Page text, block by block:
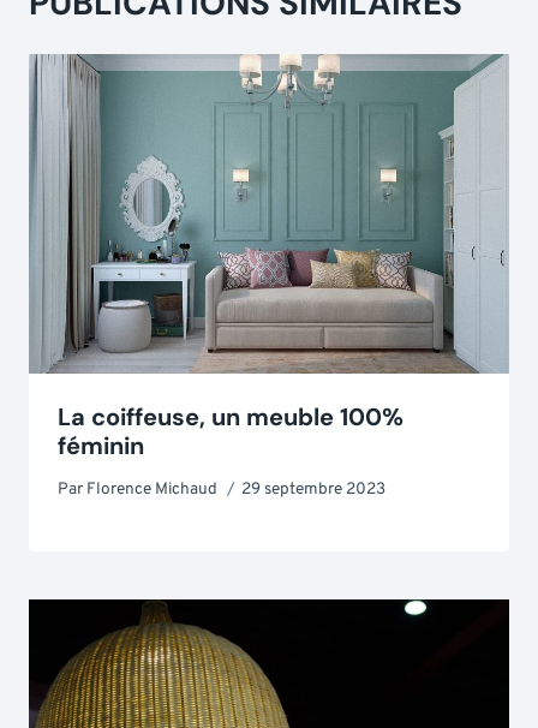
La coiffeuse, un meuble 100%
féminin
Par Florence Michaud 29 septembre 2023